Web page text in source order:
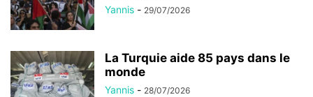
Yannis - 29/07/2026
La Turquie aide 85 pays dans le
monde
Yannis - 28/07/2026